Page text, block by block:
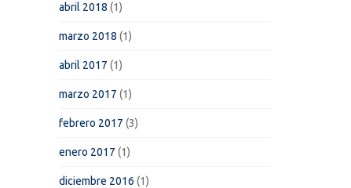
abril 2018 (1)
marzo 2018 (1)
abril 2017 (1)
marzo 2017 (1)
febrero 2017 (3)
enero 2017 (1)
diciembre 2016 (1)